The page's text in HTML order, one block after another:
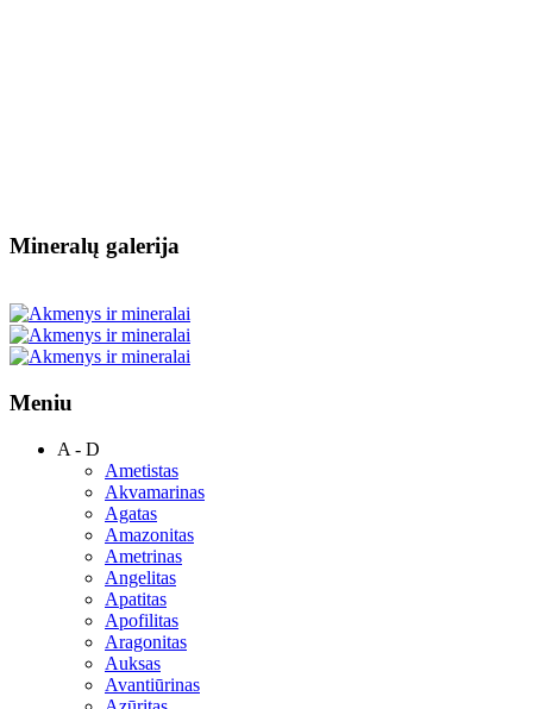
Mineralų galerija
Meniu
A - D
Ametistas
Akvamarinas
Agatas
Amazonitas
Ametrinas
Angelitas
Apatitas
Apofilitas
Aragonitas
Auksas
Avantiūrinas